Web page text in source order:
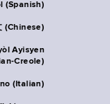
(Spanish)
(Chinese)
Ayisyen
Creole)
(Italian)